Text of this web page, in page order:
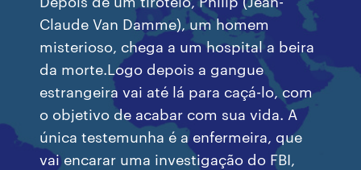
Claude Van Damme), um homem
misterioso, chega a um hospital a beira
da morte.Logo depois a gangue
estrangeira vai até lá para caçá-lo, com
o objetivo de acabar com sua vida. A
única testemunha é a enfermeira, que
vai encarar uma investigação do FBI,